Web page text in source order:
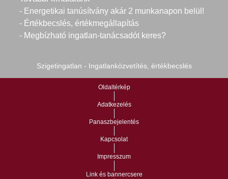
- Energetikai tanúsítvány akár 2 munkanapon belül!
- Értékbecslés, értékmegállapítás
- Megbízható ingatlan-tanácsadót keres?
Szigetingatlan - Ingatlanközvetítés, értékbecslés
Oldaltérkép
Adatkezelés
Panaszbejelentés
Kapcsolat
Impresszum
Link és bannercsere